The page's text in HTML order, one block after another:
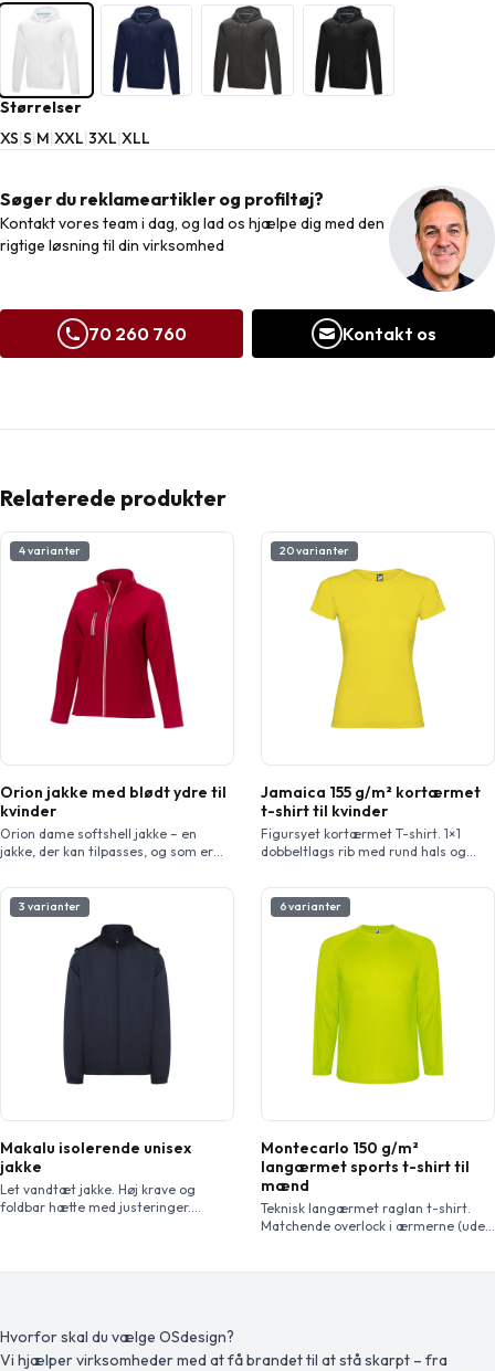
Størrelser
XS S M XXL 3XL XLL
Søger du reklameartikler og profiltøj?
Kontakt vores team i dag, og lad os hjælpe dig med den
rigtige løsning til din virksomhed
70 260 760 Kontakt os
Relaterede produkter
4 varianter
Orion jakke med blødt ydre til
kvinder
Orion dame softshell jakke – en
jakke, der kan tilpasses, og som er
er fremstillet af 250 g/m² mekanisk
stretchvævning af polyester og har
en binding af mikrofleece, som giver
funktionalitet og varme. Den har en
synlig vislon lynlås i plast midt foran
samt på brystlommen. Orion
softshell-jakken er […]
20 varianter
Jamaica 155 g/m² kortærmet
t-shirt til kvinder
Figursyet kortærmet T-shirt. 1×1
dobbeltlags rib med rund hals og
skulder. Sidesømme. T-shirt fås i 21
farver. Aftagelig etiket. Modellen er
168 cm og er iført str. S.
3 varianter
Makalu isolerende unisex
jakke
Let vandtæt jakke. Høj krave og
foldbar hætte med justeringer.
den kvindelige model er 174 cm og er
6 varianter
Montecarlo 150 g/m²
langærmet sports t-shirt til
mænd
Teknisk langærmet raglan t-shirt.
Matchende overlock i ærmerne (uden
Hvorfor skal du vælge OSdesign?
Vi hjælper virksomheder med at få brandet til at stå skarpt – fra